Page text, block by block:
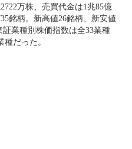
万株、売買代金は1兆85億
銘柄。新高値26銘柄、新安値
業種別株価指数は全33業種
だった。